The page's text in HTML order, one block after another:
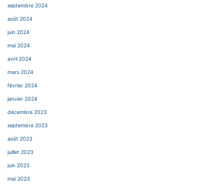
septembre 2024
août 2024
juin 2024
mai 2024
avril 2024
mars 2024
février 2024
janvier 2024
décembre 2023
septembre 2023
août 2023
juillet 2023
juin 2023
mai 2023